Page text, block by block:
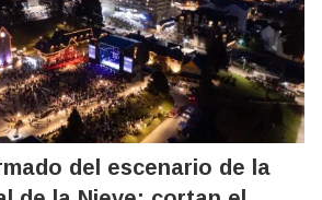
del escenario de la